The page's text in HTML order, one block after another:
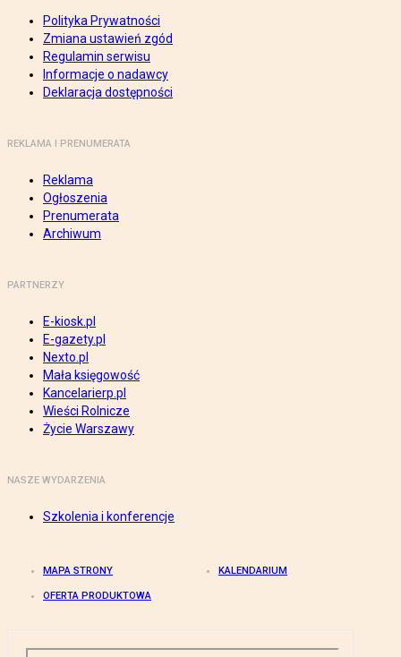
Polityka Prywatności
Zmiana ustawień zgód
Regulamin serwisu
Informacje o nadawcy
Deklaracja dostępności
REKLAMA I PRENUMERATA
Reklama
Ogłoszenia
Prenumerata
Archiwum
PARTNERZY
E-kiosk.pl
E-gazety.pl
Nexto.pl
Mała księgowość
Kancelarierp.pl
Wieści Rolnicze
Życie Warszawy
NASZE WYDARZENIA
Szkolenia i konferencje
MAPA STRONY KALENDARIUM
OFERTA PRODUKTOWA